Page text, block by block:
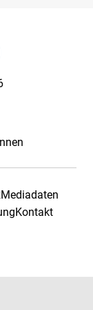
Mediadaten
Kontakt